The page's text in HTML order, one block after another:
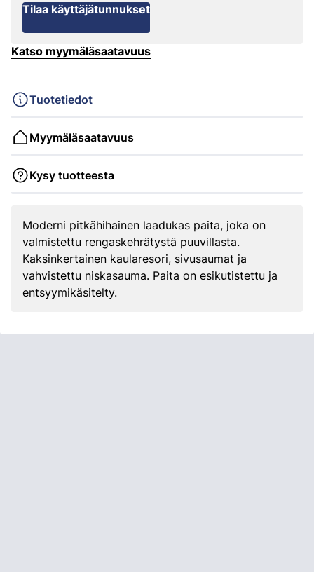
Tilaa käyttäjätunnukset
Katso myymäläsaatavuus
Tuotetiedot
Myymäläsaatavuus
Kysy tuotteesta
Moderni pitkähihainen laadukas paita, joka on
valmistettu rengaskehrätystä puuvillasta.
Kaksinkertainen kaularesori, sivusaumat ja
vahvistettu niskasauma. Paita on esikutistettu ja
entsyymikäsitelty.